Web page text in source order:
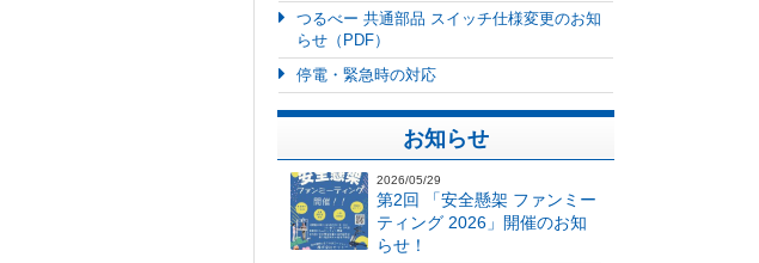
つるべー 共通部品 スイッチ仕様変更のお知
らせ（PDF）
停電・緊急時の対応
お知らせ
2026/05/29
第2回 「安全懸架 ファンミー
ティング 2026」開催のお知
らせ！